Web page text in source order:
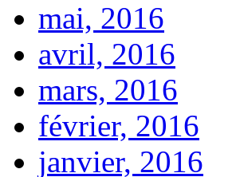
mai, 2016
avril, 2016
mars, 2016
février, 2016
janvier, 2016